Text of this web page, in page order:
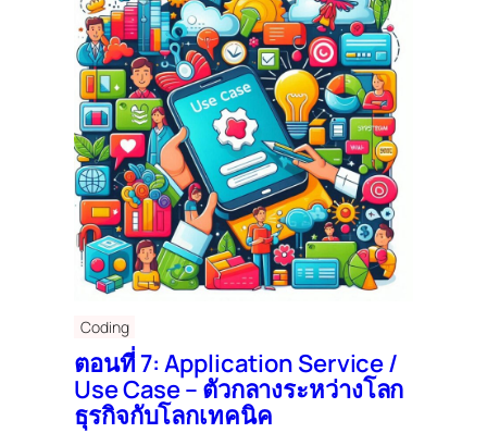
Coding
ตอนที่ 7: Application Service /
Use Case – ตัวกลางระหว่างโลก
ธุรกิจกับโลกเทคนิค